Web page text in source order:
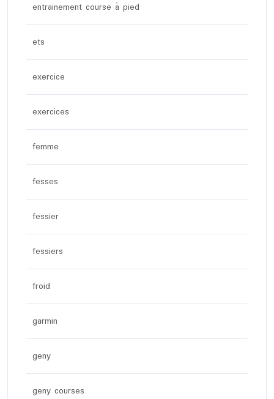
entrainement course à pied
ets
exercice
exercices
femme
fesses
fessier
fessiers
froid
garmin
geny
geny courses